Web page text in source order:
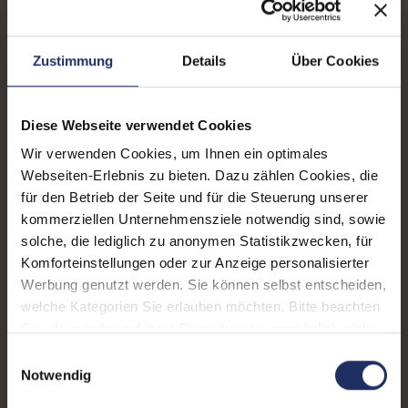
Zustimmung Details Über Cookies
Diese Webseite verwendet Cookies
Wir verwenden Cookies, um Ihnen ein optimales
Webseiten-Erlebnis zu bieten. Dazu zählen Cookies, die
für den Betrieb der Seite und für die Steuerung unserer
kommerziellen Unternehmensziele notwendig sind, sowie
solche, die lediglich zu anonymen Statistikzwecken, für
Komforteinstellungen oder zur Anzeige personalisierter
Werbung genutzt werden. Sie können selbst entscheiden,
welche Kategorien Sie erlauben möchten. Bitte beachten
Weitere Informationen finden Sie in
Notwendig
Workstation
Displayauflösung: 1920 x 1080 FHD
Displayart: Mattes Display
Prozessor:
Intel Core i7 10850H @
5,1 GHz
CPU Generation: 10
Prozessorkerne: 6
Datenspeicher: 500 GB SSD